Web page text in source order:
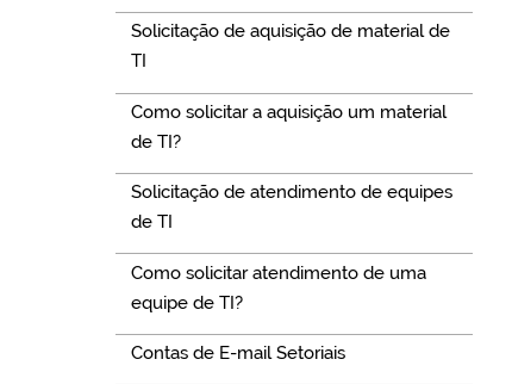
Solicitação de aquisição de material de
TI
Como solicitar a aquisição um material
de TI?
Solicitação de atendimento de equipes
de TI
Como solicitar atendimento de uma
equipe de TI?
Contas de E-mail Setoriais